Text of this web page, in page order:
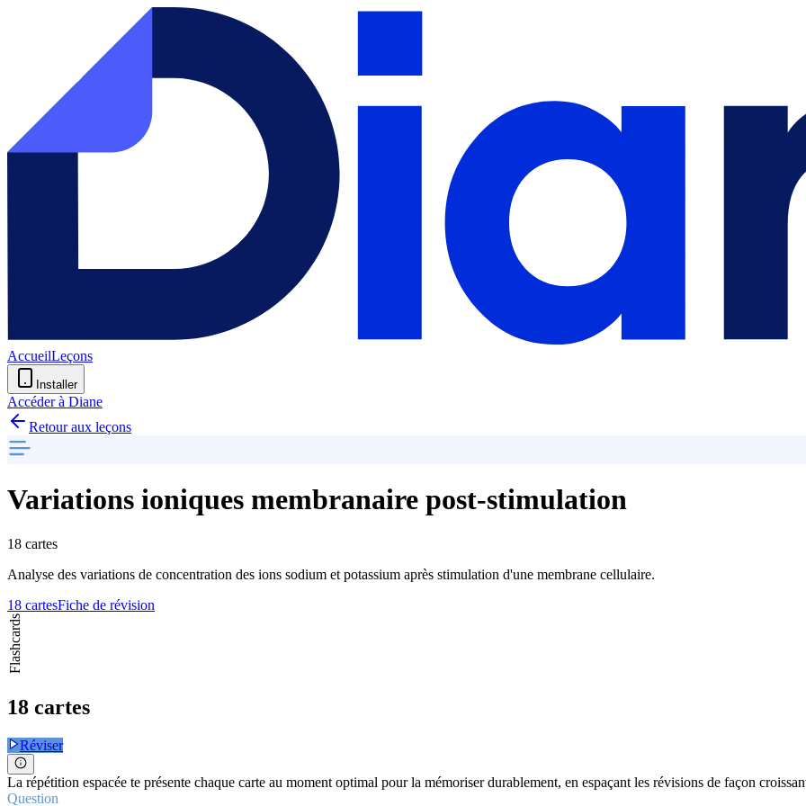
AccueilLeçons
Installer
Accéder à Diane
Retour aux leçons
Variations ioniques membranaire post-stimulation
18 cartes
Analyse des variations de concentration des ions sodium et potassium après stimulation d'une membrane cellulaire.
18 cartesFiche de révision
Flashcards
18 cartes
Réviser
La répétition espacée te présente chaque carte au moment optimal pour la mémoriser durablement, en espaçant les révisions de façon
Question